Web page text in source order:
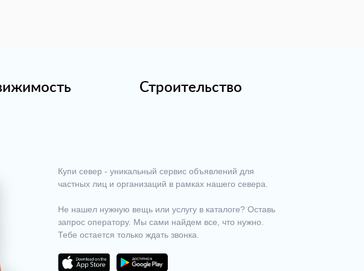
Строительство
Купи север - уникальный сервис объявлений для
частных лиц и организаций в рамках нашего севера.
Не нашел нужную вещь или услугу в каталоге? Оставь
запрос оператору. Мы сами найдем все, что нужно.
Тебе остается только ждать звонка.